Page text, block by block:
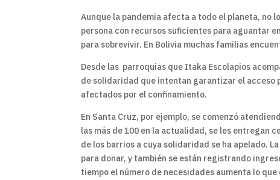
Aunque la pandemia afecta a todo el planeta, no
persona con recursos suficientes para aguantar
para sobrevivir. En Bolivia muchas familias
Desde las parroquias que Itaka Escolapios
de solidaridad que intentan garantizar el acceso
afectados por el confinamiento.
En Santa Cruz, por ejemplo, se comenzó
las más de 100 en la actualidad, se les entregan
de los barrios a cuya solidaridad se ha apelado.
para donar, y también se están registrando
tiempo el número de necesidades aumenta lo